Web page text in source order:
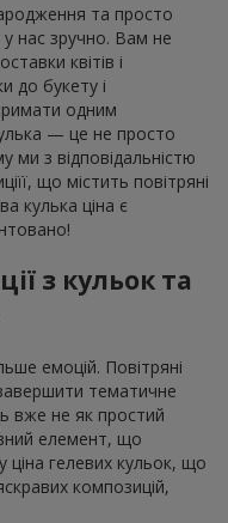
та просто
у нас зручно. Вам не
квітів і
до букету і
одним
— це не просто
ми з відповідальністю
що містить повітряні
кулька ціна є
з кульок та
емоцій. Повітряні
тематичне
вже не як простий
елемент, що
ціна гелевих кульок, що
композицій,